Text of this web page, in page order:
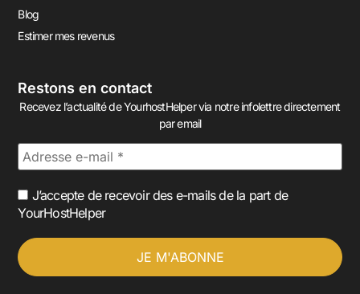
Blog
Estimer mes revenus
Restons en contact
Recevez l’actualité de YourhostHelper via notre infolettre directement
par email
J’accepte de recevoir des e-mails de la part de
YourHostHelper